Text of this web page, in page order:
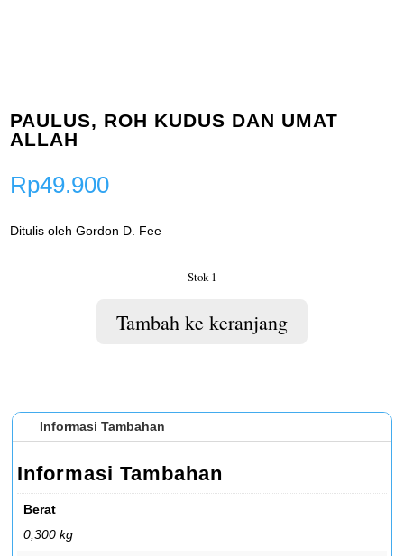
PAULUS, ROH KUDUS DAN UMAT
ALLAH
Rp49.900
Ditulis oleh Gordon D. Fee
Stok 1
Tambah ke keranjang
Informasi Tambahan
Informasi Tambahan
Berat
0,300 kg